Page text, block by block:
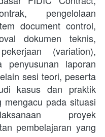
pengelolaan
document control,
dokumen teknis,
(variation),
penyusunan laporan
sesi teori, peserta
kasus dan praktik
mengacu pada situasi
proyek
pembelajaran yang